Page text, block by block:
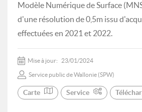
Modèle Numérique de Surface
d'une résolution de 0,5m issu
effectuées en 2021 et 2022.
Mise à jour: 23/01/2024
Service public de Wallonie (SPW)
Carte Service